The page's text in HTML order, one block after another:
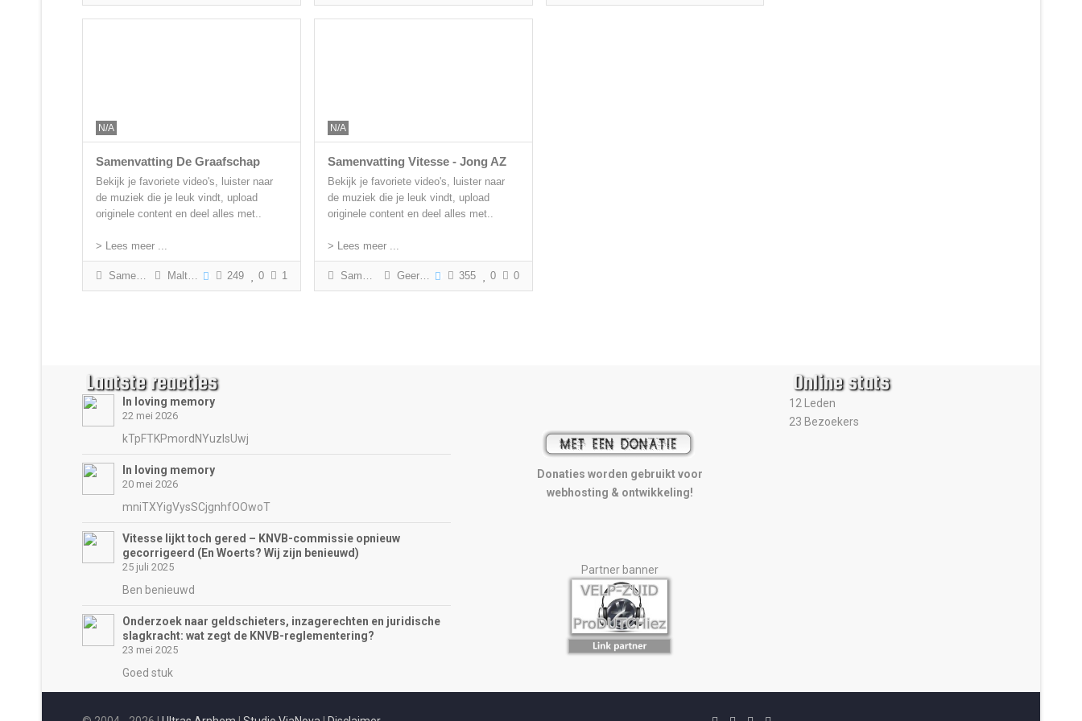
N/A
Samenvatting De Graafschap
Bekijk je favoriete video's, luister naar
de muziek die je leuk vindt, upload
originele content en deel alles met..
> Lees meer ...
Samenvatting Malte Paffen 249 0 1
N/A
Samenvatting Vitesse - Jong AZ
Bekijk je favoriete video's, luister naar
de muziek die je leuk vindt, upload
originele content en deel alles met..
> Lees meer ...
Samenvatting Geert Gabriëls 355 0 0
Laatste reacties
In loving memory
22 mei 2026
kTpFTKPmordNYuzIsUwj
In loving memory
20 mei 2026
mniTXYigVysSCjgnhfOOwoT
Vitesse lijkt toch gered – KNVB-commissie opnieuw
gecorrigeerd (En Woerts? Wij zijn benieuwd)
25 juli 2025
Ben benieuwd
Onderzoek naar geldschieters, inzagerechten en juridische
slagkracht: wat zegt de KNVB-reglementering?
23 mei 2025
Goed stuk
Donaties worden gebruikt voor
webhosting & ontwikkeling!
Partner banner
Online stats
12 Leden
23 Bezoekers